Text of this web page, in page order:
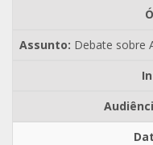
Debate sobre